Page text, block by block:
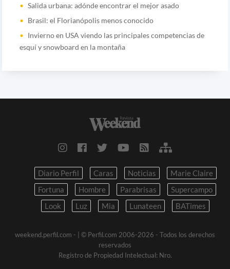
Salida urbana: adónde encontrar el mejor asado
Brasil: el Florianópolis menos conocido
Invierno en USA viendo las principales competencias de
esquí y snowboard en la montaña
Diario Perfil Caras Noticias
Marie Claire
Fortuna
Hombre Parabrisas
Supercampo
Look
Luz Mia Lunateen BATimes
weekend.perfil.com - | © Perfil.com 2006-2026 - Todos los derechos
reservados
Registro de Propiedad Intelectual: Nro.